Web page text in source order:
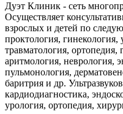
Дуэт Клиник - сеть
Осуществляет
взрослых и детей по
проктология, гинекология,
травматология, ортопедия,
аритмология, неврология,
пульмонология,
баритрия и др.
кардиодиагностика,
урология, ортопедия,